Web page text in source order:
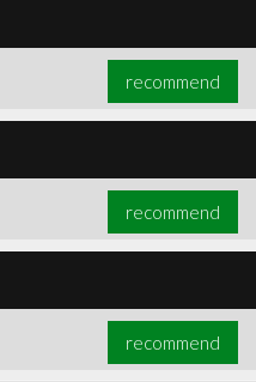
recommend
recommend
recommend